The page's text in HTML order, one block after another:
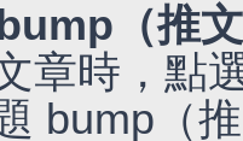
（推
章時，點
bump（